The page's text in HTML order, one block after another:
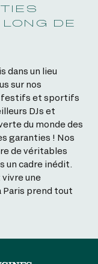
DE
dans un lieu
sur nos
festifs et sportifs
DJs et
du monde des
garanties ! Nos
de véritables
un cadre inédit.
une
Paris prend tout